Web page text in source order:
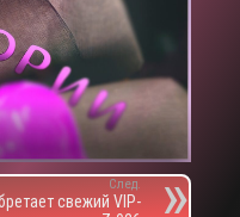
След.
свежий VIP-